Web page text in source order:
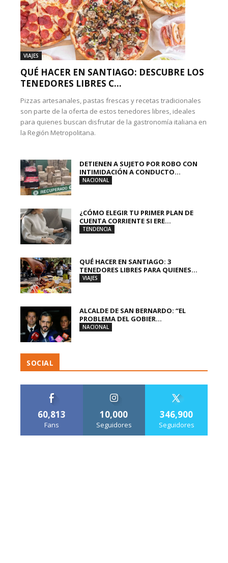
VIAJES
QUÉ HACER EN SANTIAGO: DESCUBRE LOS
TENEDORES LIBRES C...
Pizzas artesanales, pastas frescas y recetas tradicionales
son parte de la oferta de estos tenedores libres, ideales
para quienes buscan disfrutar de la gastronomía italiana en
la Región Metropolitana.
DETIENEN A SUJETO POR ROBO CON
INTIMIDACIÓN A CONDUCTO...
NACIONAL
¿CÓMO ELEGIR TU PRIMER PLAN DE
CUENTA CORRIENTE SI ERE...
TENDENCIA
QUÉ HACER EN SANTIAGO: 3
TENEDORES LIBRES PARA QUIENES...
VIAJES
ALCALDE DE SAN BERNARDO: “EL
PROBLEMA DEL GOBIER...
NACIONAL
SOCIAL
60,813
Fans
10,000
Seguidores
346,900
Seguidores